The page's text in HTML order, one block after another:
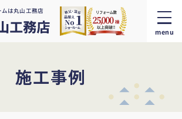
は丸山工務店
menu
施工事例